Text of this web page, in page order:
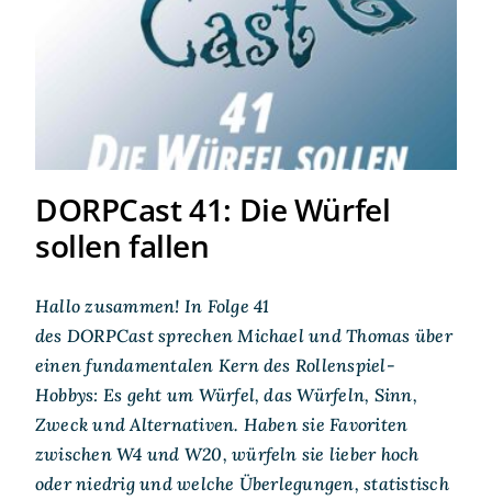
DORPCast 41: Die Würfel
sollen fallen
DORPCast 41: Die Würfel
sollen fallen
Hallo zusammen! In Folge 41
des DORPCast sprechen Michael und Thomas über
einen fundamentalen Kern des Rollenspiel-
Hobbys: Es geht um Würfel, das Würfeln, Sinn,
Zweck und Alternativen. Haben sie Favoriten
zwischen W4 und W20, würfeln sie lieber hoch
oder niedrig und welche Überlegungen, statistisch